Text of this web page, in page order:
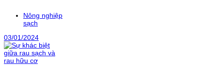
Nông nghiệp
sạch
03/01/2024